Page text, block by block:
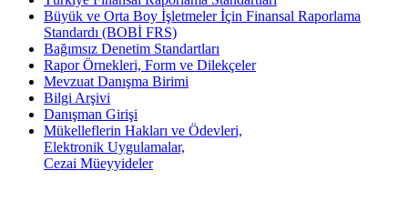
Büyük ve Orta Boy İşletmeler İçin Finansal Raporlama
Standardı (BOBİ FRS)
Bağımsız Denetim Standartları
Rapor Örnekleri, Form ve Dilekçeler
Mevzuat Danışma Birimi
Bilgi Arşivi
Danışman Girişi
Mükelleflerin Hakları ve Ödevleri,
Elektronik Uygulamalar,
Cezai Müeyyideler